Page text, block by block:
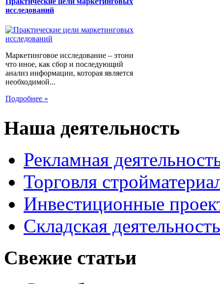
исследований
Маркетинговое исследование – этони
что иное, как сбор и последующий
анализ информации, которая является
необходимой...
Подробнее »
Наша деятельность
Рекламная
Торговля
Инвестиционные
Складская деятельность
Свежие статьи